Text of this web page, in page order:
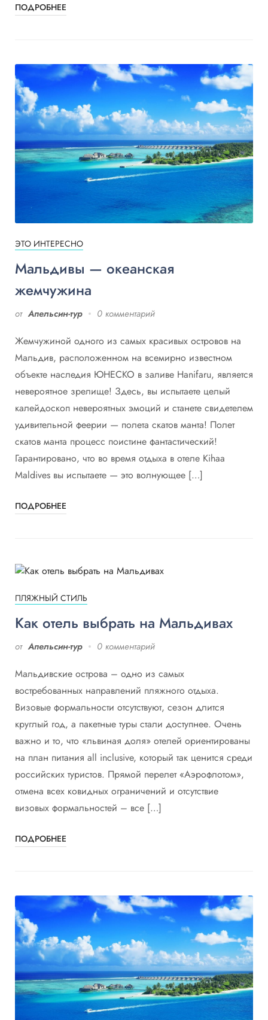
ПОДРОБНЕЕ
ЭТО ИНТЕРЕСНО
Мальдивы — океанская
жемчужина
от Апельсин-тур 0 комментарий
Жемчужиной одного из самых красивых островов на
Мальдив, расположенном на всемирно известном
объекте наследия ЮНЕСКО в заливе Hanifaru, является
невероятное зрелище! Здесь, вы испытаете целый
калейдоскоп невероятных эмоций и станете свидетелем
удивительной феерии — полета скатов манта! Полет
скатов манта процесс поистине фантастический!
Гарантировано, что во время отдыха в отеле Kihaa
Maldives вы испытаете — это волнующее […]
ПОДРОБНЕЕ
ПЛЯЖНЫЙ СТИЛЬ
Как отель выбрать на Мальдивах
от Апельсин-тур 0 комментарий
Мальдивские острова – одно из самых
востребованных направлений пляжного отдыха.
Визовые формальности отсутствуют, сезон длится
круглый год, а пакетные туры стали доступнее. Очень
важно и то, что «львиная доля» отелей ориентированы
на план питания all inclusive, который так ценится среди
российских туристов. Прямой перелет «Аэрофлотом»,
отмена всех ковидных ограничений и отсутствие
визовых формальностей – все […]
ПОДРОБНЕЕ